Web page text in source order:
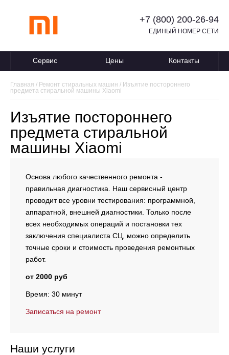
+7 (800) 200-26-94
ЕДИНЫЙ НОМЕР СЕТИ
Сервис Цены Контакты
Главная / Ремонт стиральных машин / Изъятие постороннего
предмета стиральной машины Xiaomi
Изъятие постороннего
предмета стиральной
машины Xiaomi
Основа любого качественного ремонта -
правильная диагностика. Наш сервисный центр
проводит все уровни тестирования: программной,
аппаратной, внешней диагностики. Только после
всех необходимых операций и постановки тех
заключения специалиста СЦ, можно определить
точные сроки и стоимость проведения ремонтных
работ.
от 2000 руб
Время: 30 минут
Записаться на ремонт
Наши услуги